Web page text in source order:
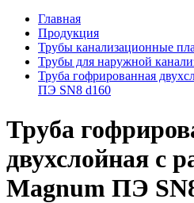
Главная
Продукция
Трубы канализационные
Трубы для наружной
Труба гофрированная
ПЭ SN8 d160
Труба
двухслойная с
Magnum ПЭ